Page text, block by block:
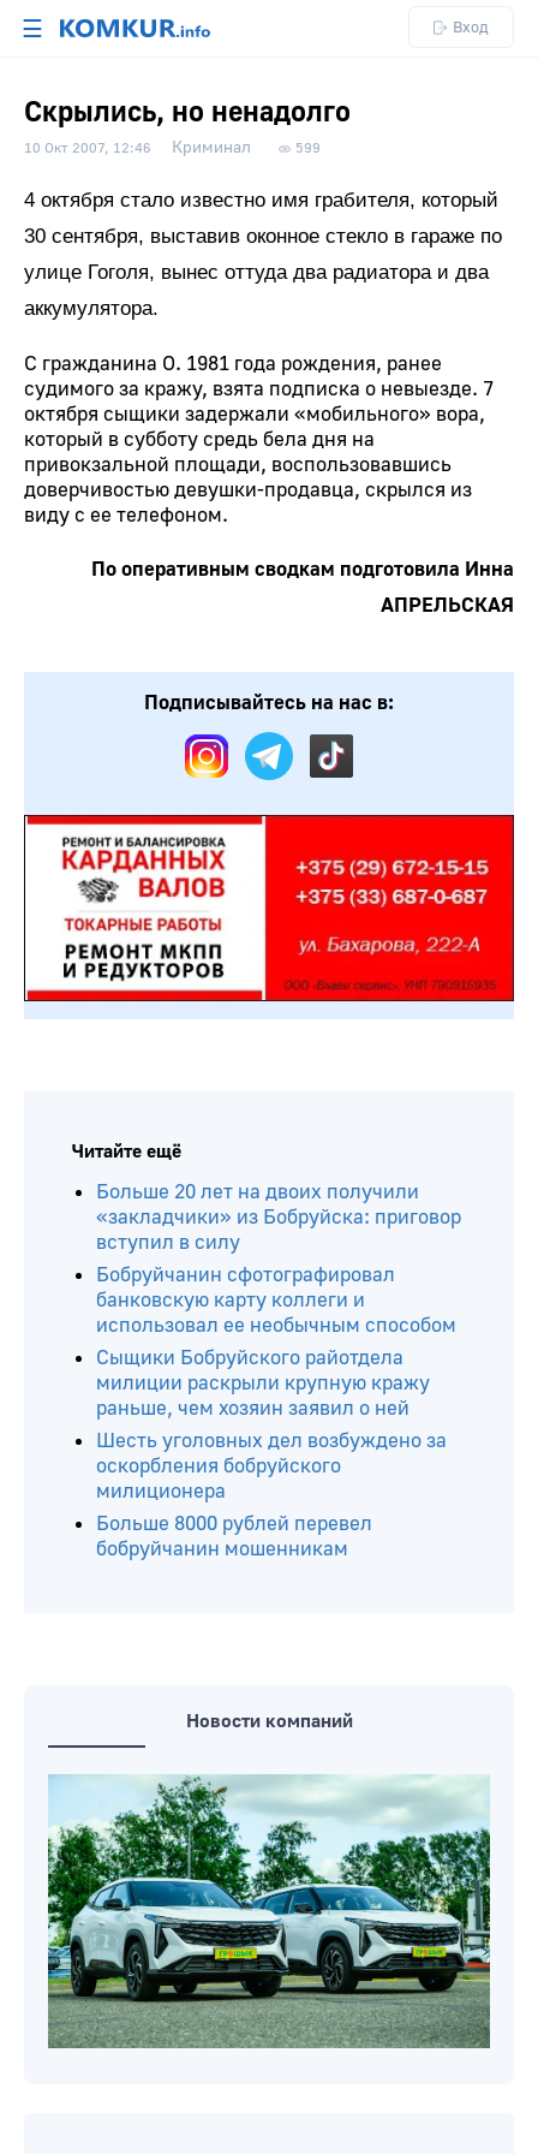
☰ Вход
Скрылись, но ненадолго
10 Окт 2007, 12:46 Криминал 599
4 октября стало известно имя грабителя, который
30 сентября, выставив оконное стекло в гараже по
улице Гоголя, вынес оттуда два радиатора и два
аккумулятора.
С гражданина О. 1981 года рождения, ранее
судимого за кражу, взята подписка о невыезде. 7
октября сыщики задержали «мобильного» вора,
который в субботу средь бела дня на
привокзальной площади, воспользовавшись
доверчивостью девушки-продавца, скрылся из
виду с ее телефоном.
По оперативным сводкам подготовила Инна
АПРЕЛЬСКАЯ
Подписывайтесь на нас в:
Читайте ещё
Больше 20 лет на двоих получили
«закладчики» из Бобруйска: приговор
вступил в силу
Бобруйчанин сфотографировал
банковскую карту коллеги и
использовал ее необычным способом
Сыщики Бобруйского райотдела
милиции раскрыли крупную кражу
раньше, чем хозяин заявил о ней
Шесть уголовных дел возбуждено за
оскорбления бобруйского
милиционера
Больше 8000 рублей перевел
бобруйчанин мошенникам
Новости компаний